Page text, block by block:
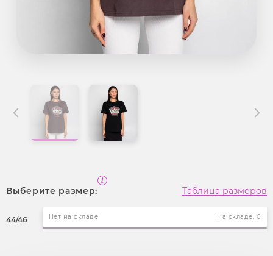
Выберите размер: Таблица размеров
44/46 Нет на складе На складе: 0